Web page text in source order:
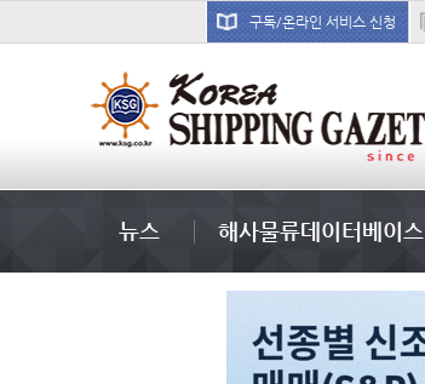
구독/온라인 서비스 신청
뉴스 해사물류데이터베이스